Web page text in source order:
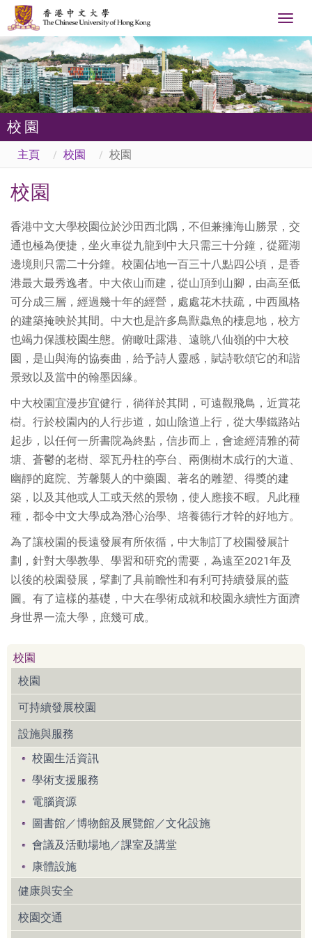
校園
主頁 校園 校園
校園
香港中文大學校園位於沙田西北隅，不但兼擁海山勝景，交
通也極為便捷，坐火車從九龍到中大只需三十分鐘，從羅湖
邊境則只需二十分鐘。校園佔地一百三十八點四公頃，是香
港最大最秀逸者。中大依山而建，從山頂到山腳，由高至低
可分成三層，經過幾十年的經營，處處花木扶疏，中西風格
的建築掩映於其間。中大也是許多鳥獸蟲魚的棲息地，校方
也竭力保護校園生態。俯瞰吐露港、遠眺八仙嶺的中大校
園，是山與海的協奏曲，給予詩人靈感，賦詩歌頌它的和諧
景致以及當中的翰墨因緣。
中大校園宜漫步宜健行，徜徉於其間，可遠觀飛鳥，近賞花
樹。行於校園內的人行步道，如山陰道上行，從大學鐵路站
起步，以任何一所書院為終點，信步而上，會途經清雅的荷
塘、蒼鬱的老樹、翠瓦丹柱的亭台、兩側樹木成行的大道、
幽靜的庭院、芳馨襲人的中藥園、著名的雕塑、得獎的建
築，以及其他或人工或天然的景物，使人應接不暇。凡此種
種，都令中文大學成為潛心治學、培養德行才幹的好地方。
為了讓校園的長遠發展有所依循，中大制訂了校園發展計
劃，針對大學教學、學習和研究的需要，為遠至2021年及
以後的校園發展，擘劃了具前瞻性和有利可持續發展的藍
圖。有了這樣的基礎，中大在學術成就和校園永續性方面躋
身世界一流大學，庶幾可成。
校園
校園
可持續發展校園
設施與服務
校園生活資訊
學術支援服務
電腦資源
圖書館／博物館及展覽館／文化設施
會議及活動場地／課室及講堂
康體設施
健康與安全
校園交通